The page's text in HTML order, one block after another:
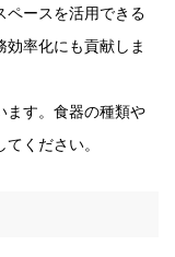
ペースを活用できる
率化にも貢献しま
ます。食器の種類や
ください。